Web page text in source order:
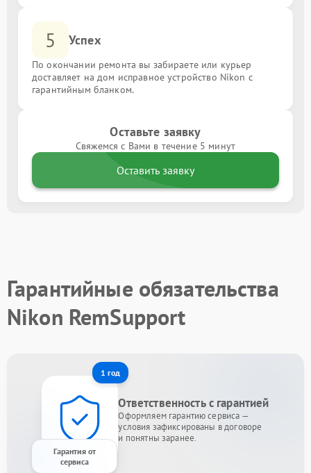
5 Успех
По окончании ремонта вы забираете или курьер
доставляет на дом исправное устройство Nikon с
гарантийным бланком.
Оставьте заявку
Свяжемся с Вами в течение 5 минут
Оставить заявку
Гарантийные обязательства
Nikon RemSupport
1 год
Гарантия от
сервиса
Ответственность с гарантией
Оформляем гарантию сервиса —
условия зафиксированы в договоре
и понятны заранее.